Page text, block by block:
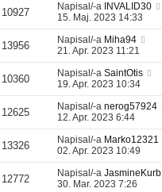
10927 Napisal/-a INVALID30
15. Maj. 2023 14:33
13956 Napisal/-a Miha94
21. Apr. 2023 11:21
10360 Napisal/-a SaintOtis
19. Apr. 2023 10:34
12625 Napisal/-a nerog57924
12. Apr. 2023 6:44
13326 Napisal/-a Marko12321
02. Apr. 2023 10:49
12772 Napisal/-a JasmineKurb
30. Mar. 2023 7:26